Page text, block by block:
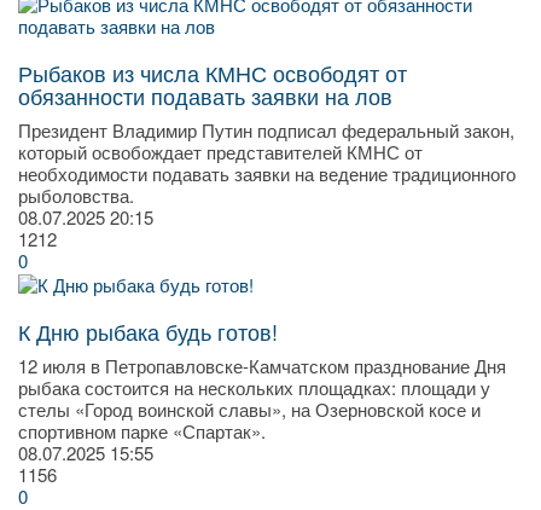
Рыбаков из числа КМНС освободят от
обязанности подавать заявки на лов
Президент Владимир Путин подписал федеральный закон,
который освобождает представителей КМНС от
необходимости подавать заявки на ведение традиционного
рыболовства.
08.07.202520:15
1212
0
К Дню рыбака будь готов!
12 июля в Петропавловске-Камчатском празднование Дня
рыбака состоится на нескольких площадках: площади у
стелы «Город воинской славы», на Озерновской косе и
спортивном парке «Спартак».
08.07.2025 15:55
1156
0